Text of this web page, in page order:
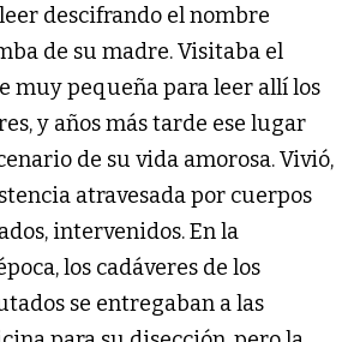
descifrando el nombre
de su madre. Visitaba el
muy pequeña para leer allí los
y años más tarde ese lugar
de su vida amorosa. Vivió,
atravesada por cuerpos
intervenidos. En la
los cadáveres de los
se entregaban a las